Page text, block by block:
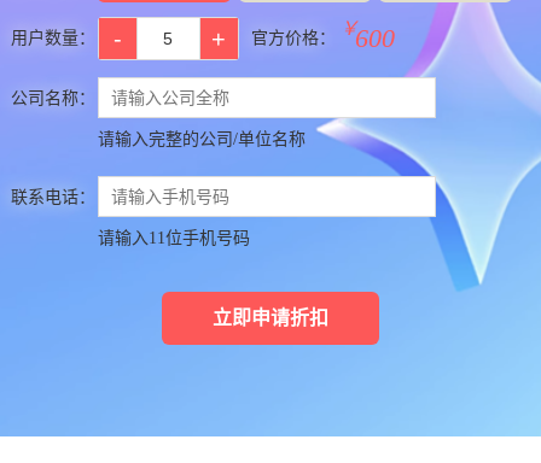
用户数量： 官方价格： ￥600
公司名称：
请输入完整的公司/单位名称
联系电话：
请输入11位手机号码